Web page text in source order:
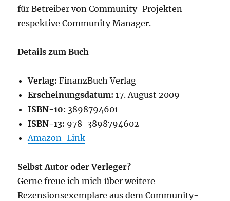
für Betreiber von Community-Projekten
respektive Community Manager.
Details zum Buch
Verlag: FinanzBuch Verlag
Erscheinungsdatum:17. August 2009
ISBN-10: 3898794601
ISBN-13: 978-3898794602
Amazon-Link
Selbst Autor oder Verleger?
Gerne freue ich mich über weitere
Rezensionsexemplare aus dem Community-